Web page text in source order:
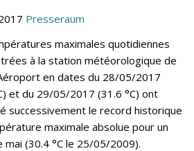
Presseraum
maximales quotidiennes
à la station météorologique de
en dates du 28/05/2017
et du 29/05/2017 (31.6 °C) ont
successivement le record historique
maximale absolue pour un
mai (30.4 °C le 25/05/2009).